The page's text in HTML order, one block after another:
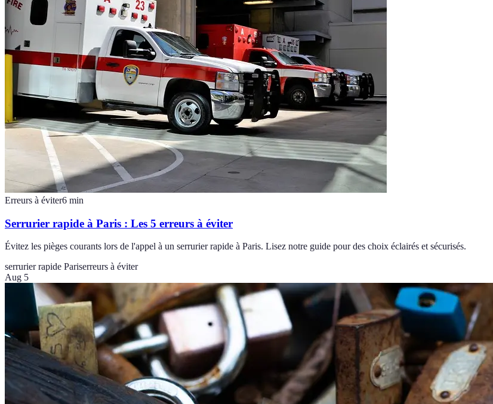
Erreurs à éviter6 min
Serrurier rapide à Paris : Les 5 erreurs à éviter
Évitez les pièges courants lors de l'appel à un serrurier rapide à Paris. Lisez notre guide pour des choix éclairés et sécurisés.
serrurier rapide Pariserreurs à éviter
Aug 5